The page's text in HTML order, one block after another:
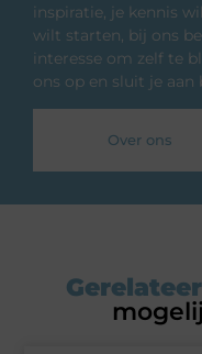
inspiratie, je kennis
wilt starten, bij ons
interesse om zelf te
ons op en sluit je
Over ons